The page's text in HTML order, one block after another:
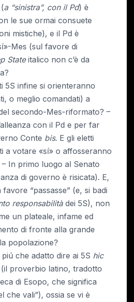
a “sinistra”, con il Pd) è
le sue ormai consuete
mistiche), e il Pd è
Mes (sul favore di
Stateitalico non c’è da
5S infine si orienteranno
o meglio comandati) a
secondo-Mes-riformato? –
con il Pd e per far
Conte bis. E gli eletti
a votare «sí» o affosseranno
In primo luogo al Senato
di governo è risicata). E,
“passasse” (e, si badi
responsabilitàdei 5S), non
un plateale, infame ed
di fronte alla grande
popolazione?
che adatto dire ai 5S hic
proverbio latino, tradotto
di Esopo, che significa
che vali”), ossia se vi è